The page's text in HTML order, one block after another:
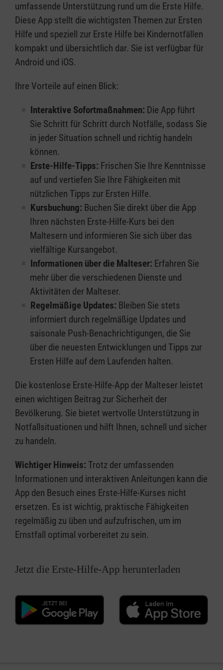
umfassende Unterstützung rund um die Erste Hilfe.
Diese App stellt die wichtigsten Themen zur Ersten
Hilfe und speziell zur Erste Hilfe bei Kindernotfällen
kompakt und übersichtlich dar. Sie ist verfügbar für
Android und iOS.
Ihre Vorteile auf einen Blick:
Interaktive Sofortmaßnahmen: Die App führt
Sie Schritt für Schritt durch Notfälle, sodass Sie
in jeder Situation schnell und richtig handeln
können.
Erste-Hilfe-Tipps: Frischen Sie Ihre Kenntnisse
auf und vertiefen Sie Ihre Fähigkeiten mit
nützlichen Tipps zur Ersten Hilfe.
Kursbuchung: Buchen Sie direkt über die App
Ihren nächsten Erste-Hilfe-Kurs bei den
Maltesern und informieren Sie sich über das
vielfältige Kursangebot.
Informationen über die Malteser: Erfahren Sie
mehr über die verschiedenen Dienste und
Aktivitäten der Malteser.
Regelmäßige Updates: Bleiben Sie stets
informiert durch regelmäßige Updates und
saisonale Push-Benachrichtigungen, die Sie
über die neuesten Entwicklungen und Tipps zur
Ersten Hilfe auf dem Laufenden halten.
Die kostenlose Erste-Hilfe-App der Malteser leistet
einen wichtigen Beitrag zur Sicherheit der
Bevölkerung. Sie bietet wertvolle Unterstützung in
Notfallsituationen und hilft Ihnen, schnell und sicher
zu handeln.
Wichtiger Hinweis: Trotz der umfassenden
Informationen und interaktiven Anleitungen kann die
App den Besuch eines Erste-Hilfe-Kurses nicht
ersetzen. Es ist wichtig, praktische Fähigkeiten
regelmäßig zu üben und aufzufrischen, um im
Ernstfall optimal vorbereitet zu sein.
Jetzt die Erste-Hilfe-App herunterladen